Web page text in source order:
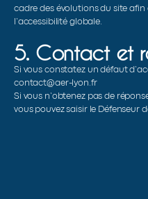
cadre des évolutions du site afin
l’accessibilité globale.
5. Contact et
Si vous constatez un défaut
contact@aer-lyon.fr
Si vous n’obtenez pas de
vous pouvez saisir le Défenseur